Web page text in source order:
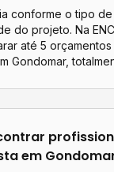
conforme o tipo
do projeto. Na
até 5
Gondomar,
em